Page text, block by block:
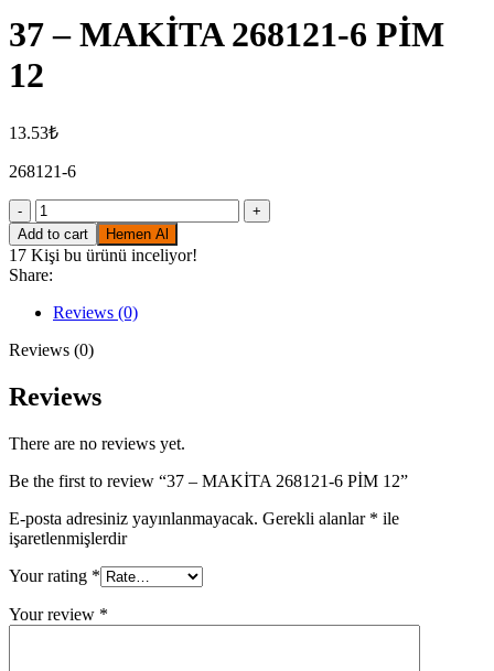
37 – MAKİTA 268121-6 PİM
12
13.53₺
268121-6
37
-
MAKİTA
268121-
6
PİM
quantity
Add to cart Hemen Al
17 Kişi bu ürünü inceliyor!
Share:
Reviews (0)
Reviews (0)
Reviews
There are no reviews yet.
Be the first to review “37 – MAKİTA 268121-6 PİM 12”
E-posta adresiniz yayınlanmayacak. Gerekli alanlar * ile
işaretlenmişlerdir
Your rating *
Your review *